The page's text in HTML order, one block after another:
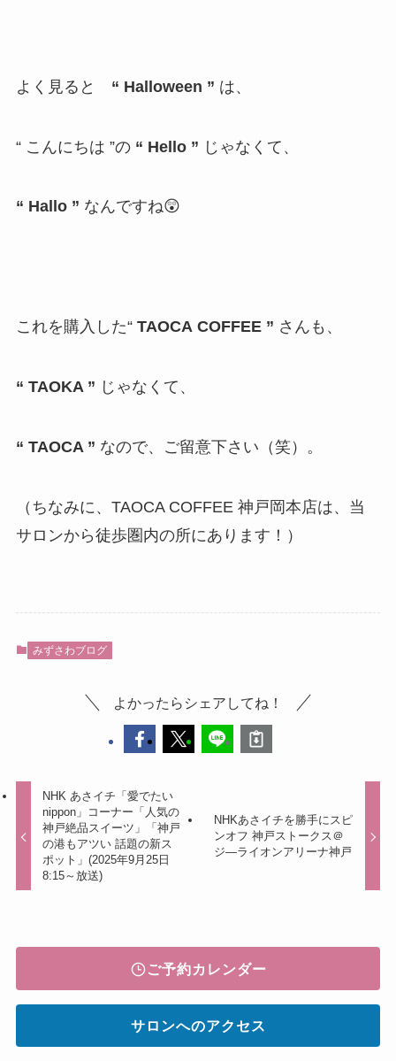
よく見ると “ Halloween ” は、
“ こんにちは ”の “ Hello ” じゃなくて、
“ Hallo ” なんですね😲
これを購入した“ TAOCA COFFEE ” さんも、
“ TAOKA ” じゃなくて、
“ TAOCA ” なので、ご留意下さい（笑）。
（ちなみに、TAOCA COFFEE 神戸岡本店は、当
サロンから徒歩圏内の所にあります！）
みずさわブログ
よかったらシェアしてね！
NHK あさイチ「愛でたい
nippon」コーナー「人気の
神戸絶品スイーツ」「神戸
の港もアツい 話題の新ス
ポット」(2025年9月25日
8:15～放送)
NHKあさイチを勝手にスピ
ンオフ 神戸ストークス＠
ジ―ライオンアリーナ神戸
ご予約カレンダー
サロンへのアクセス